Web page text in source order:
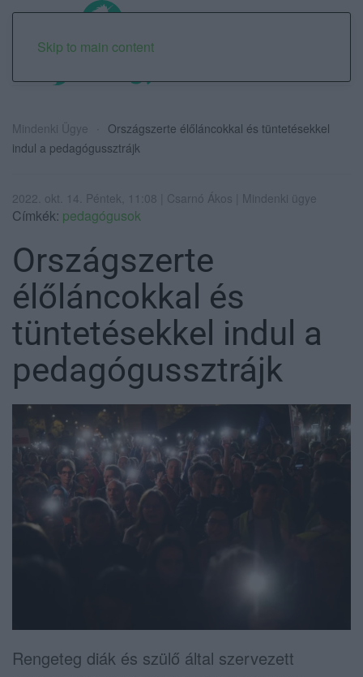
Skip to main content
Mindenki Ügye
Országszerte élőláncokkal és tüntetésekkel
indul a pedagógussztrájk
2022. okt. 14. Péntek, 11:08 | Csarnó Ákos | Mindenki ügye
Címkék: pedagógusok
Országszerte
élőláncokkal és
tüntetésekkel indul a
pedagógussztrájk
Rengeteg diák és szülő által szervezett